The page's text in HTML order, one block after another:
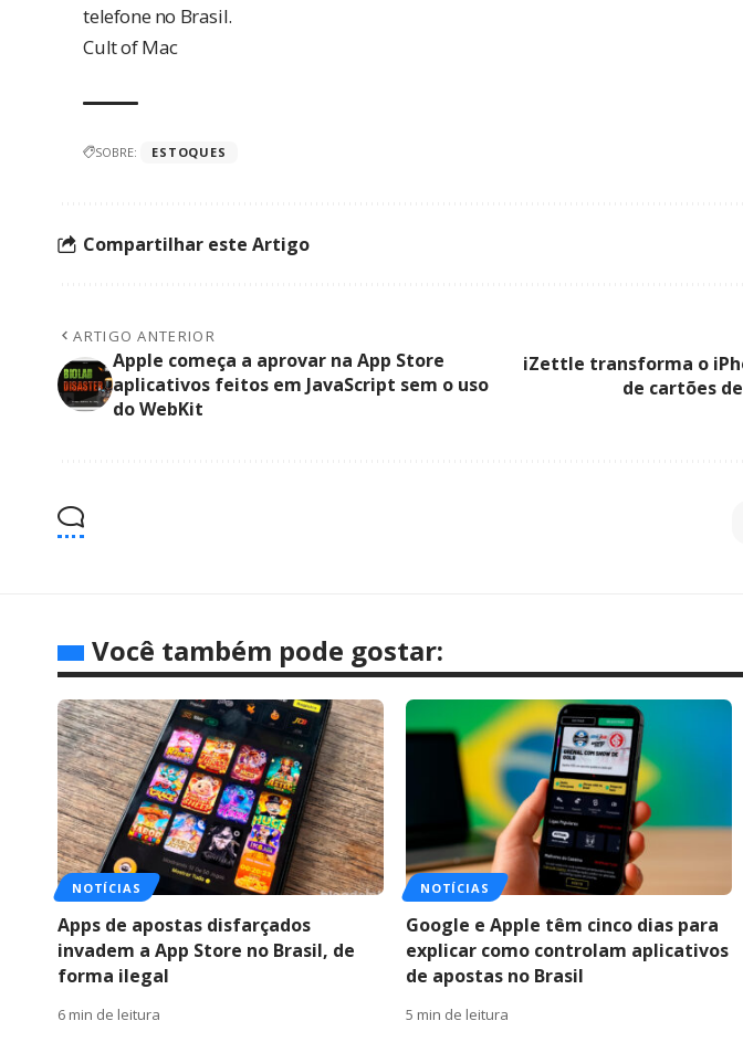
telefone no Brasil.
Cult of Mac
SOBRE: ESTOQUES
Compartilhar este Artigo
ARTIGO ANTERIOR
Apple começa a aprovar na App Store
aplicativos feitos em JavaScript sem o uso
do WebKit
iZettle transforma o
de cartões
Você também pode gostar:
NOTÍCIAS
Apps de apostas disfarçados
invadem a App Store no Brasil, de
forma ilegal
6 min de leitura
NOTÍCIAS
Google e Apple têm cinco dias para
explicar como controlam aplicativos
de apostas no Brasil
5 min de leitura